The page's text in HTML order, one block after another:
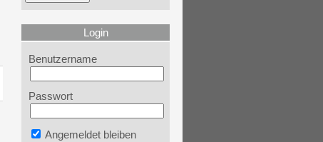
Login
Benutzername
Passwort
Angemeldet bleiben